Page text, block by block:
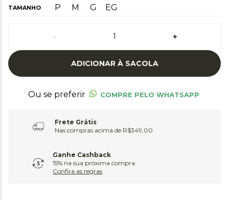
TAMANHO EG
G
M
P
＋
－
ADICIONAR À SACOLA
Ou se preferir COMPRE PELO WHATSAPP
Frete Grátis
Nas compras acima de R$349,00
Ganhe Cashback
15% na sua próxima compra.
Confira as regras